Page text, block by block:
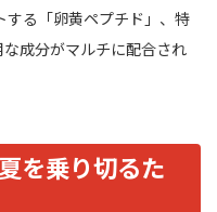
する「卵黄ペプチド」、特
成分がマルチに配合され
を乗り切るた